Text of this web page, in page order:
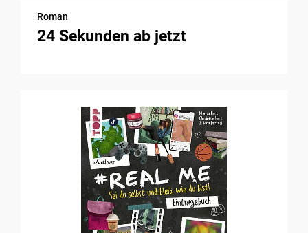
Roman
24 Sekunden ab jetzt